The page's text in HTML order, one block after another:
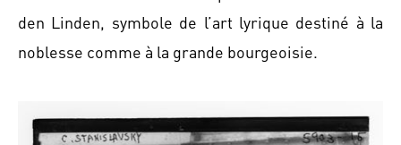
den Linden, symbole de l’art lyrique destiné à la
noblesse comme à la grande bourgeoisie.